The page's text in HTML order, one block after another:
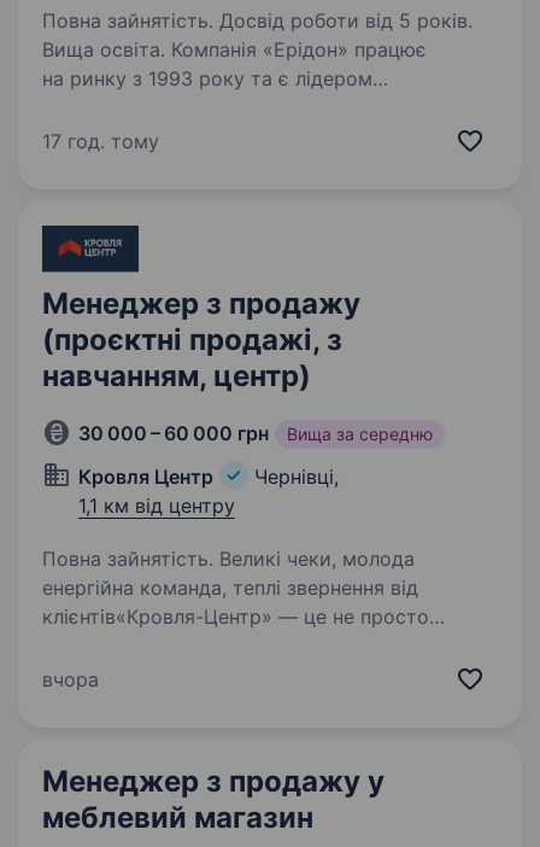
Повна зайнятість. Досвід роботи від 5 років.
Вища освіта. Компанія «Ерідон» працює
на ринку з 1993 року та є лідером
сільськогосподарських підприємств України.
польових…
17 год. тому
Менеджер з продажу
(проєктні продажі, з
навчанням, центр)
30 000 – 60 000 грн Вища за середню
Кровля Центр
Чернівці,
1,1 км від центру
Повна зайнятість. Великі чеки, молода
енергійна команда, теплі звернення від
клієнтів«Кровля-Центр» — це не просто
з понад 17-річним досвідом, яка поєднує
вчора
Менеджер з продажу у
меблевий магазин